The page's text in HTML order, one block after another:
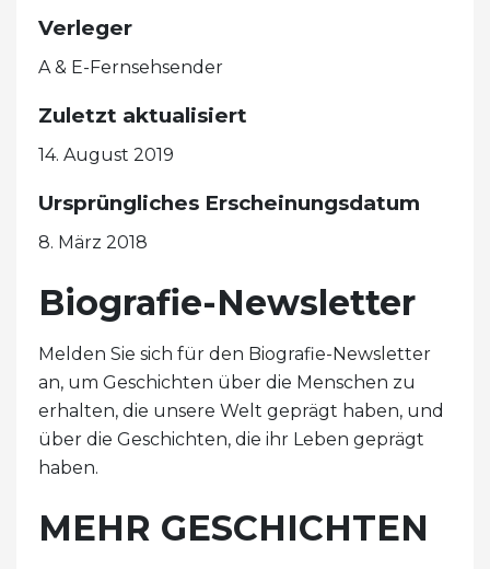
Verleger
A & E-Fernsehsender
Zuletzt aktualisiert
14. August 2019
Ursprüngliches Erscheinungsdatum
8. März 2018
Biografie-Newsletter
Melden Sie sich für den Biografie-Newsletter
an, um Geschichten über die Menschen zu
erhalten, die unsere Welt geprägt haben, und
über die Geschichten, die ihr Leben geprägt
haben.
MEHR GESCHICHTEN